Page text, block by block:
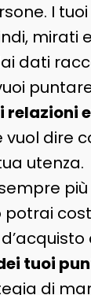
I tuoi
mirati e
dati
relazioni
dire
utenza.
più
potrai
tuoi
di